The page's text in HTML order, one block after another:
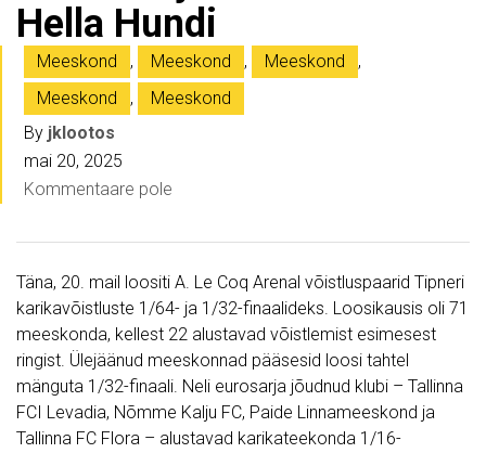
Hella Hundi
Meeskond , Meeskond , Meeskond
,
Meeskond
,
Meeskond
By jklootos
mai 20, 2025
Kommentaare pole
Täna, 20. mail loositi A. Le Coq Arenal võistluspaarid Tipneri
karikavõistluste 1/64- ja 1/32-finaalideks. Loosikausis oli 71
meeskonda, kellest 22 alustavad võistlemist esimesest
ringist. Ülejäänud meeskonnad pääsesid loosi tahtel
mänguta 1/32-finaali. Neli eurosarja jõudnud klubi – Tallinna
FCI Levadia, Nõmme Kalju FC, Paide Linnameeskond ja
Tallinna FC Flora – alustavad karikateekonda 1/16-